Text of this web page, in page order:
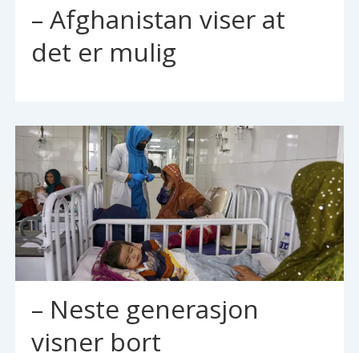
– Afghanistan viser at
det er mulig
– Neste generasjon
visner bort